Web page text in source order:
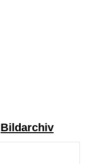
Bildarchiv